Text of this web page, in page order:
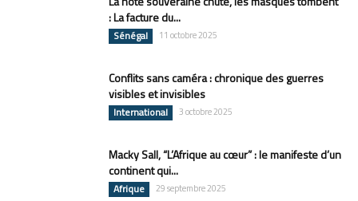
: La facture du...
Sénégal 11 octobre 2025
Conflits sans caméra : chronique des guerres
visibles et invisibles
International 3 octobre 2025
Macky Sall, “L’Afrique au cœur” : le manifeste d’un
continent qui...
Afrique 29 septembre 2025